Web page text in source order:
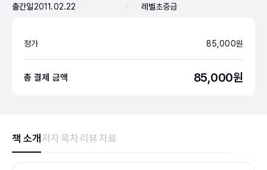
출간일2011.02.22 레벨초중급
정가 85,000원
총 결제 금액 85,000원
책 소개 저자목차 리뷰 자료